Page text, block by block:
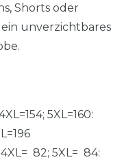
Shorts oder
ein unverzichtbares
5XL=160:
82; 5XL= 84: